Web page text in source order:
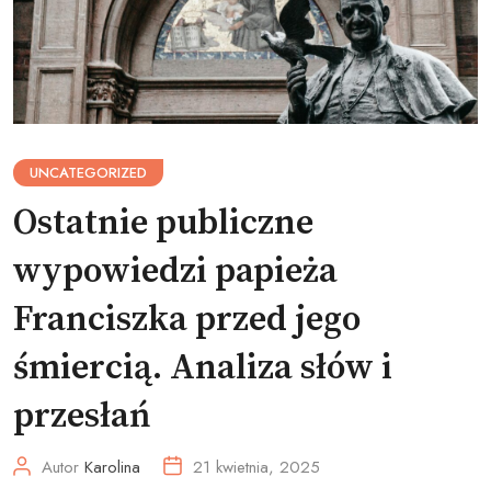
UNCATEGORIZED
Ostatnie publiczne
wypowiedzi papieża
Franciszka przed jego
śmiercią. Analiza słów i
przesłań
Autor Karolina 21 kwietnia, 2025